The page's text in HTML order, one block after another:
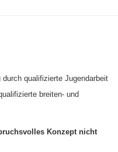
qualifizierte Jugendarbeit
breiten- und
Konzept nicht